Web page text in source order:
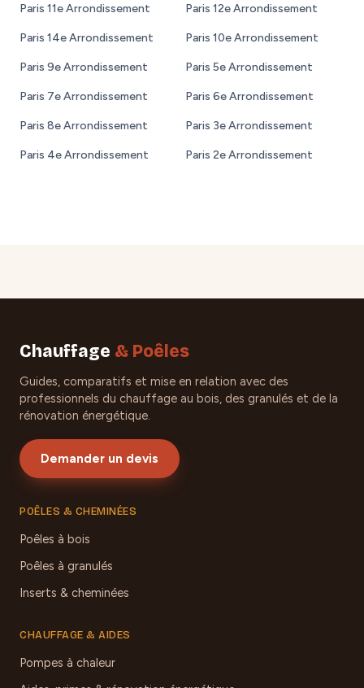
Paris 11e Arrondissement Paris 12e Arrondissement
Paris 14e Arrondissement Paris 10e Arrondissement
Paris 9e Arrondissement Paris 5e Arrondissement
Paris 7e Arrondissement Paris 6e Arrondissement
Paris 8e Arrondissement Paris 3e Arrondissement
Paris 4e Arrondissement Paris 2e Arrondissement
Chauffage & Poêles
Guides, comparatifs et mise en relation avec des
professionnels du chauffage au bois, des granulés et de la
rénovation énergétique.
Demander un devis
POÊLES & CHEMINÉES
Poêles à bois
Poêles à granulés
Inserts & cheminées
CHAUFFAGE & AIDES
Pompes à chaleur